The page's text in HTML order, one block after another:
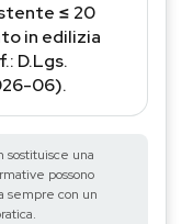
≤ 20
in edilizia
D.Lgs.
06).
sostituisce una
possono
sempre con un